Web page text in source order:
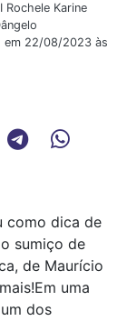
Rochele Karine
em 22/08/2023 às
como dica de
sumiço de
de Maurício
uma
dos